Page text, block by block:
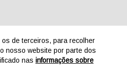
de terceiros, para recolher
nosso website por parte dos
nas informações sobre